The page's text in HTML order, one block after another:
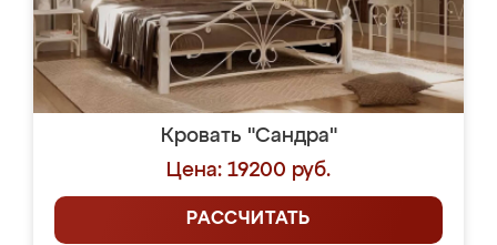
Кровать "Сандра"
Цена: 19200 руб.
РАССЧИТАТЬ